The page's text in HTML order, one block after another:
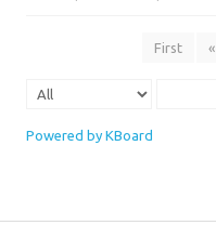
First «
Powered by KBoard